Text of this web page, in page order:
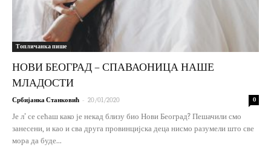
Топличанка пише
НОВИ БЕОГРАД – СПАВАОНИЦА НАШЕ
МЛАДОСТИ
Србијанка Станковић - 20/01/2020 0
Је л' се сећаш како је некад близу био Нови Београд? Пешачили смо
занесени, и као и сва друга провинцијска деца нисмо разумели што све
мора да буде...